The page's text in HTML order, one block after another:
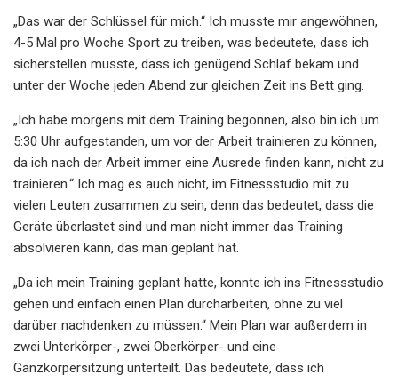
„Das war der Schlüssel für mich.“ Ich musste mir angewöhnen,
4-5 Mal pro Woche Sport zu treiben, was bedeutete, dass ich
sicherstellen musste, dass ich genügend Schlaf bekam und
unter der Woche jeden Abend zur gleichen Zeit ins Bett ging.
„Ich habe morgens mit dem Training begonnen, also bin ich um
5:30 Uhr aufgestanden, um vor der Arbeit trainieren zu können,
da ich nach der Arbeit immer eine Ausrede finden kann, nicht zu
trainieren.“ Ich mag es auch nicht, im Fitnessstudio mit zu
vielen Leuten zusammen zu sein, denn das bedeutet, dass die
Geräte überlastet sind und man nicht immer das Training
absolvieren kann, das man geplant hat.
„Da ich mein Training geplant hatte, konnte ich ins Fitnessstudio
gehen und einfach einen Plan durcharbeiten, ohne zu viel
darüber nachdenken zu müssen.“ Mein Plan war außerdem in
zwei Unterkörper-, zwei Oberkörper- und eine
Ganzkörpersitzung unterteilt. Das bedeutete, dass ich